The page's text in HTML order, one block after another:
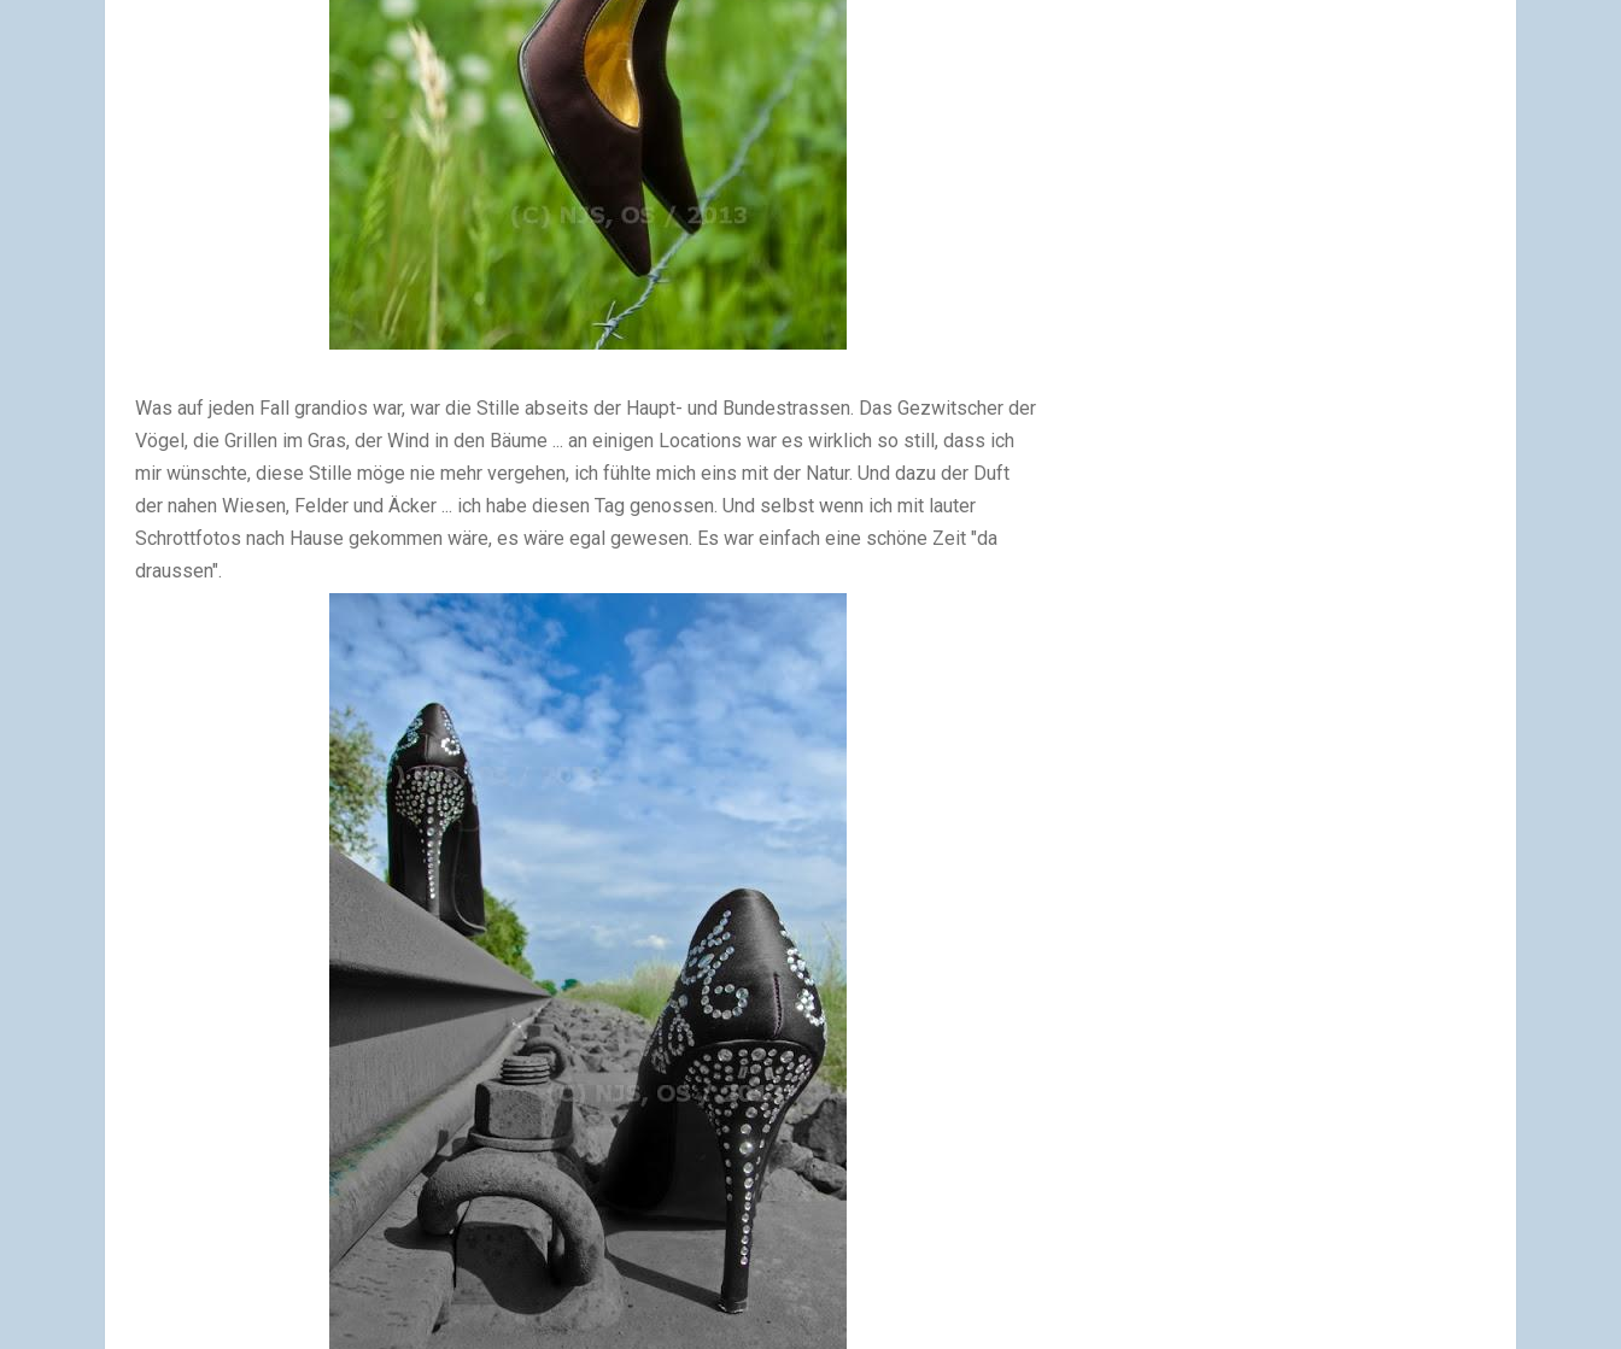
Was auf jeden Fall grandios war, war die Stille abseits der Haupt- und Bundestrassen. Das Gezwitscher der
Vögel, die Grillen im Gras, der Wind in den Bäume ... an einigen Locations war es wirklich so still, dass ich
mir wünschte, diese Stille möge nie mehr vergehen, ich fühlte mich eins mit der Natur. Und dazu der Duft
der nahen Wiesen, Felder und Äcker ... ich habe diesen Tag genossen. Und selbst wenn ich mit lauter
Schrottfotos nach Hause gekommen wäre, es wäre egal gewesen. Es war einfach eine schöne Zeit "da
draussen".